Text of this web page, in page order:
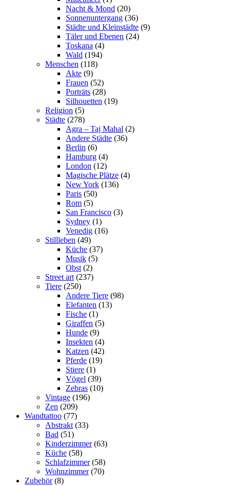
Nacht & Mond (20)
Sonnenuntergang (36)
Städte und Kleinstädte (9)
Täler und Ebenen (24)
Toskana (4)
Wald (194)
Menschen (118)
Akte (9)
Frauen (52)
Porträts (28)
Silhouetten (19)
Religion (5)
Städte (278)
Agra – Taj Mahal (2)
Andere Städte (36)
Berlin (6)
Hamburg (4)
London (12)
Magische Plätze (4)
New York (136)
Paris (50)
Rom (5)
San Francisco (3)
Sydney (1)
Venedig (16)
Stillleben (49)
Küche (37)
Musik (5)
Obst (2)
Street art (237)
Tiere (250)
Andere Tiere (98)
Elefanten (13)
Fische (1)
Giraffen (5)
Hunde (9)
Insekten (4)
Katzen (42)
Pferde (19)
Stiere (1)
Vögel (39)
Zebras (10)
Vintage (196)
Zen (209)
Wandtattoo (77)
Abstrakt (33)
Bad (51)
Kinderzimmer (63)
Küche (58)
Schlafzimmer (58)
Wohnzimmer (70)
Zubehör (8)